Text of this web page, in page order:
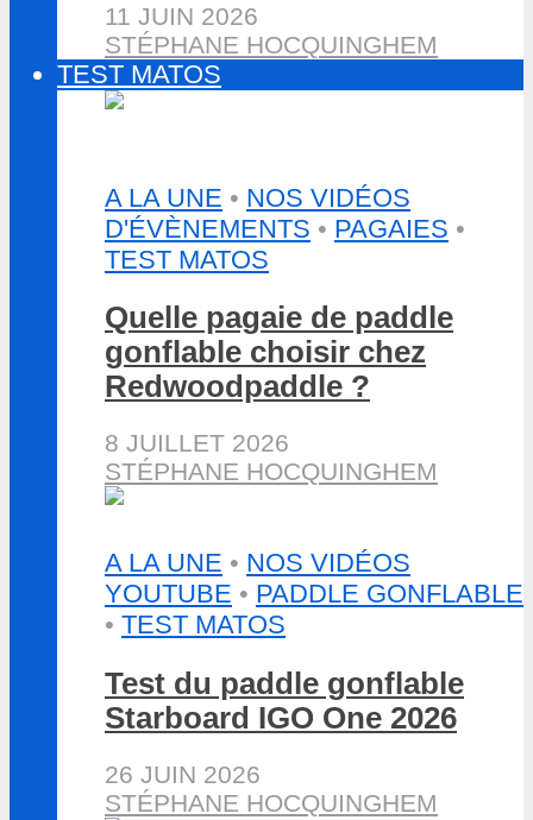
11 JUIN 2026
STÉPHANE HOCQUINGHEM
TEST MATOS
A LA UNE • NOS VIDÉOS
D'ÉVÈNEMENTS • PAGAIES •
TEST MATOS
Quelle pagaie de paddle
gonflable choisir chez
Redwoodpaddle ?
8 JUILLET 2026
STÉPHANE HOCQUINGHEM
A LA UNE • NOS VIDÉOS
YOUTUBE • PADDLE GONFLABLE
• TEST MATOS
Test du paddle gonflable
Starboard IGO One 2026
26 JUIN 2026
STÉPHANE HOCQUINGHEM